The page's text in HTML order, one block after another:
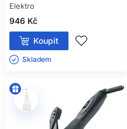
Elektro
946 Kč
Koupit
Skladem ㅤ